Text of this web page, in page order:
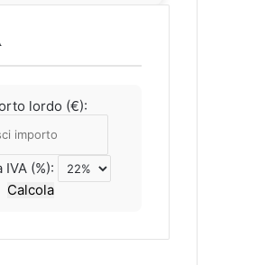
lordo (€):
(%):
Calcola